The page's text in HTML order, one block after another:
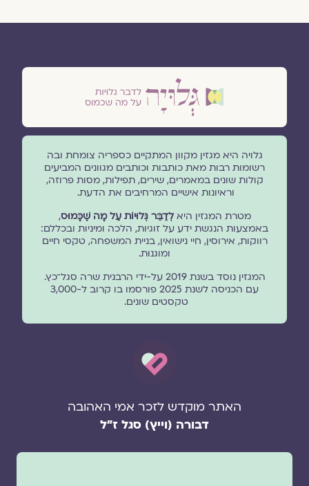
גלויה היא מגזין מקוון המתקיים כספריה צומחת ובה
רשומות רבות מאת כותבות וכותבים מגוונים המביעים
קולות שונים במאמרים, שירים, תפילות, מסות פרוזה,
וראיונות אישיים המרחיבים את הדעת.
מטרת המגזין היאלְדַבֵּר גְּלוּיוֹת עַל מָה שֶׁכָּמוּס,
באמצעות הנגשת ידע על זוגיות, הלכה ומיניות ובכללם:
רווקות, אירוסין, חיי נישואין, בניית המשפחה, טקסי חיים
ומוגנוּת.
המגזין נוסד בשנת 2019 על-ידי הרבנית שרה סגל־כץ.
עם הכניסה לשנת 2025 פורסמו בו קרוב ל-3,000
טקסטים שונים.
האתר מוקדש לזכר אמי האהובה
דבורה (וייץ) סגל ז"ל